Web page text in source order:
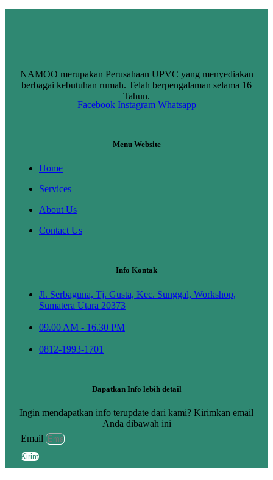
NAMOO merupakan Perusahaan UPVC yang menyediakan
berbagai kebutuhan rumah. Telah berpengalaman selama 16
Tahun.
Facebook Instagram Whatsapp
Menu Website
Home
Services
About Us
Contact Us
Info Kontak
Jl. Serbaguna, Tj. Gusta, Kec. Sunggal, Workshop,
Sumatera Utara 20373
09.00 AM - 16.30 PM
0812-1993-1701
Dapatkan Info lebih detail
Ingin mendapatkan info terupdate dari kami? Kirimkan email
Anda dibawah ini
Email
Kirim